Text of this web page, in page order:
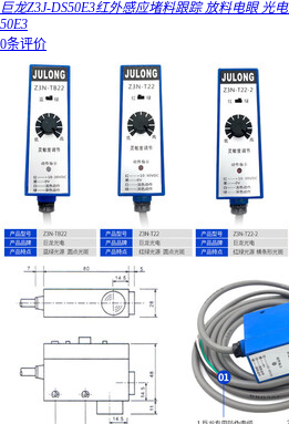
巨龙Z3J-DS50E3红外感应堵料跟踪 放料电眼 光
50E3
0条评价